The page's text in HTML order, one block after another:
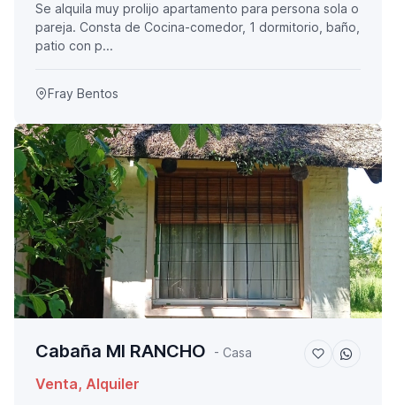
Se alquila muy prolijo apartamento para persona sola o
pareja. Consta de Cocina-comedor, 1 dormitorio, baño,
patio con p...
Fray Bentos
Cabaña MI RANCHO - Casa
Venta, Alquiler